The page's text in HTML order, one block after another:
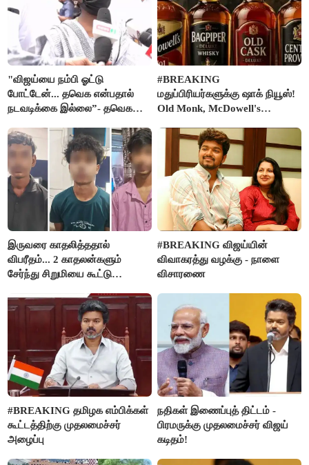
"விஜய்யை நம்பி ஓட்டு
போட்டேன்... தவெக என்பதால்
நடவடிக்கை இல்லை”- தவெக
கதறல்
#BREAKING
மதுப்பிரியர்களுக்கு ஷாக் நியூஸ்!
Old Monk, McDowell's
FSSAI தடை
இருவரை காதலித்ததால்
விபரீதம்... 2 காதலன்களும்
சேர்ந்து சிறுமியை கூட்டு
செய்த கொடூரம்
#BREAKING விஜய்யின்
விவாகரத்து வழக்கு - நாளை
விசாரணை
#BREAKING தமிழக எம்பிக்கள்
கூட்டத்திற்கு முதலமைச்சர்
அழைப்பு
நதிகள் இணைப்புத் திட்டம் -
பிரமருக்கு முதலமைச்சர் விஜய்
கடிதம்!